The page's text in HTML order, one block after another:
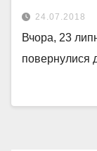
24.07.2018
Вчора, 23
повернулися